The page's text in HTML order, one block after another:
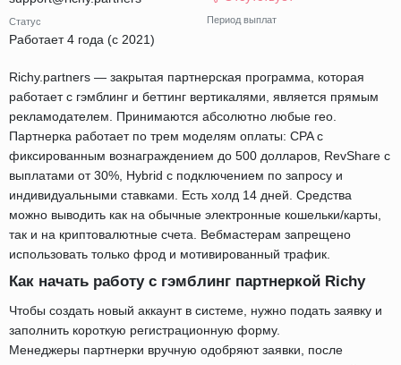
Статус
Работает 4 года (с 2021)
Период выплат
Richy.partners — закрытая партнерская программа, которая
работает с гэмблинг и беттинг вертикалями, является прямым
рекламодателем. Принимаются абсолютно любые гео.
Партнерка работает по трем моделям оплаты: CPA с
фиксированным вознаграждением до 500 долларов, RevShare с
выплатами от 30%, Hybrid с подключением по запросу и
индивидуальными ставками. Есть холд 14 дней. Средства
можно выводить как на обычные электронные кошельки/карты,
так и на криптовалютные счета. Вебмастерам запрещено
использовать только фрод и мотивированный трафик.
Как начать работу с гэмблинг партнеркой Richy
Чтобы создать новый аккаунт в системе, нужно подать заявку и
заполнить короткую регистрационную форму.
Менеджеры партнерки вручную одобряют заявки, после